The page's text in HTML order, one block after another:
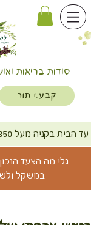
סודות בריאות
קבע.י תור
ש"ח + לחצ.י כאן למבצעים
גלי מה הצעד
במשקל